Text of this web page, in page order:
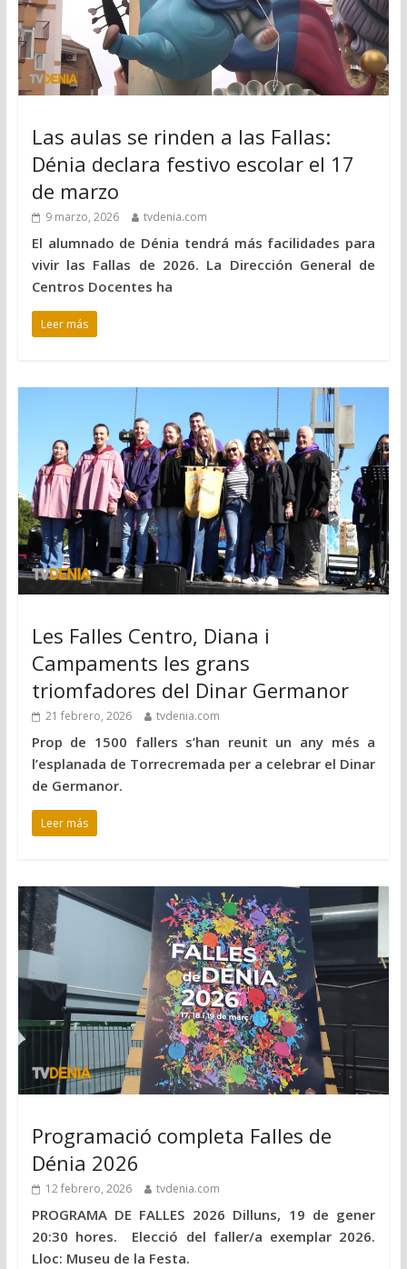
Las aulas se rinden a las Fallas:
Dénia declara festivo escolar el 17
de marzo
9 marzo, 2026 tvdenia.com
El alumnado de Dénia tendrá más facilidades para
vivir las Fallas de 2026. La Dirección General de
Centros Docentes ha
Leer más
Les Falles Centro, Diana i
Campaments les grans
triomfadores del Dinar Germanor
21 febrero, 2026 tvdenia.com
Prop de 1500 fallers s’han reunit un any més a
l’esplanada de Torrecremada per a celebrar el Dinar
de Germanor.
Leer más
Programació completa Falles de
Dénia 2026
12 febrero, 2026 tvdenia.com
PROGRAMA DE FALLES 2026 Dilluns, 19 de gener
20:30 hores. Elecció del faller/a exemplar 2026.
Lloc: Museu de la Festa.